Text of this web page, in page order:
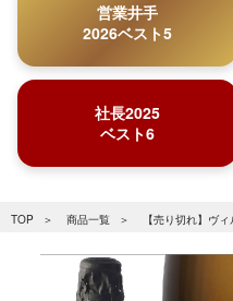
営業井手
2026ベスト5
社長2025
ベスト6
TOP 商品一覧 【売り切れ】ヴ